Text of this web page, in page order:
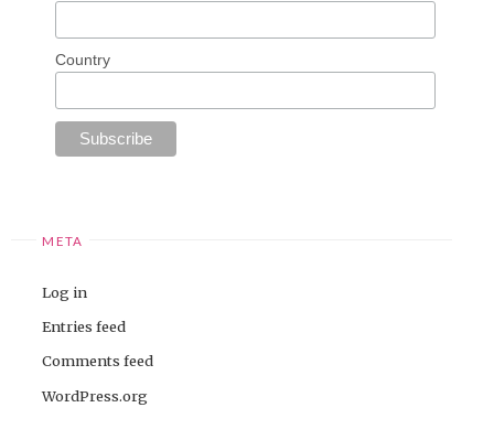
Country
META
Log in
Entries feed
Comments feed
WordPress.org